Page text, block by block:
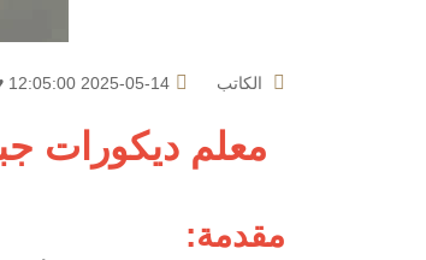
الكاتب 2025-05-14 12:05:00 ♥ 09:23
معلم ديكورات
مقدمة: